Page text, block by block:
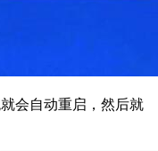
会自动重启，然后就